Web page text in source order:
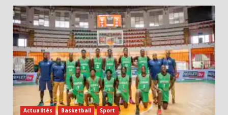
Actualités Basketball Sport